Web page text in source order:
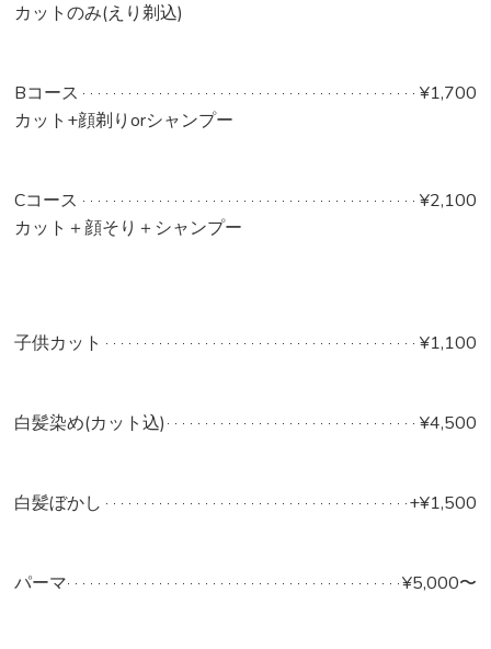
カットのみ(えり剃込)
Bコース
¥1,700
カット+顔剃りorシャンプー
Cコース
¥2,100
カット＋顔そり＋シャンプー
子供カット ¥1,100
白髪染め(カット込) ¥4,500
白髪ぼかし +¥1,500
パーマ ¥5,000〜